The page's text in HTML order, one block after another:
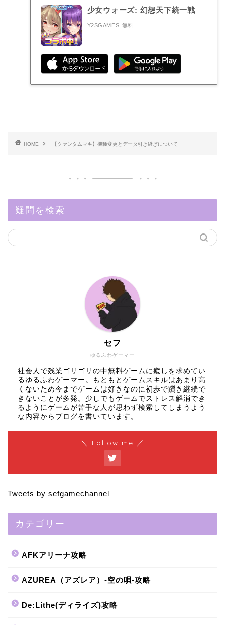
少女ウォーズ: 幻想天下統一戦
Y2SGAMES 無料
HOME 【クァンタムマキ】機種変更とデータ引き継ぎについて
疑問を検索
ゆるふわゲーマー
セフ
社会人で残業ゴリゴリの中無料ゲームに癒しを求めてい
るゆるふわゲーマー。もともとゲームスキルはあまり高
くないため今までゲームは好きなのに初歩で躓き継続で
きないことが多発。少しでもゲームでストレス解消でき
るようにゲームが苦手な人が思わず検索してしまうよう
な内容からブログを書いています。
＼ Follow me ／
Tweets by sefgamechannel
カテゴリー
AFKアリーナ攻略
AZUREA（アズレア）-空の唄-攻略
De:Lithe(ディライズ)攻略